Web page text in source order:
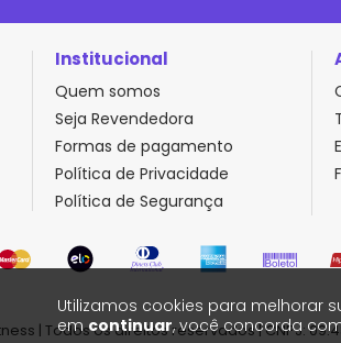
Institucional
Quem somos
Seja Revendedora
Formas de pagamento
Política de Privacidade
Política de Segurança
| Todos os direitos reservados | CNPJ:
Utilizamos cookies para melhorar
emcontinuar, você concorda